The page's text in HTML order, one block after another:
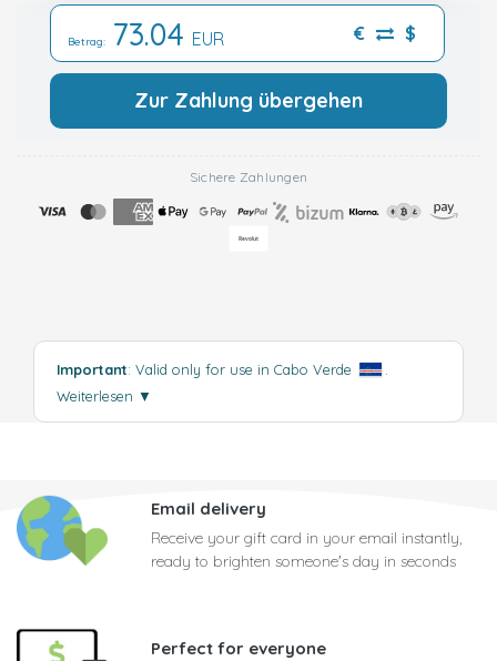
Betrag: 73.04 EUR € $
Zur Zahlung übergehen
Sichere Zahlungen
Important: Valid only for use in Cabo Verde
.
Weiterlesen ▼
Email delivery
Receive your gift card in your email instantly,
ready to brighten someone's day in seconds
Perfect for everyone